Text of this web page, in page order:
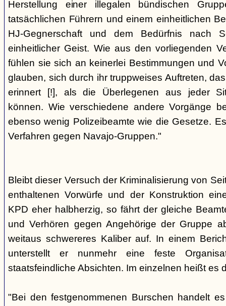
Herstellung einer illegalen bündischen
tatsächlichen Führern und einem einheitlichen
HJ-Gegnerschaft und dem Bedürfnis nach
einheitlicher Geist. Wie aus den vorliegenden
fühlen sie sich an keinerlei Bestimmungen und
glauben, sich durch ihr truppweises Auftreten,
erinnert [!], als die Überlegenen aus jeder
können. Wie verschiedene andere Vorgänge
ebenso wenig Polizeibeamte wie die Gesetze.
Verfahren gegen Navajo-Gruppen."
Bleibt dieser Versuch der Kriminalisierung von
enthaltenen Vorwürfe und der Konstruktion
KPD eher halbherzig, so fährt der gleiche
und Verhören gegen Angehörige der Gruppe
weitaus schwereres Kaliber auf. In einem
unterstellt er nunmehr eine feste
staatsfeindliche Absichten. Im einzelnen heißt es
"Bei den festgenommenen Burschen handelt